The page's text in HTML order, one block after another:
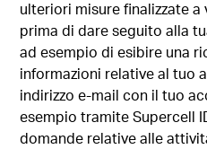
ulteriori misure finalizzate
prima di dare seguito alla
ad esempio di esibire una
informazioni relative al tuo
indirizzo e-mail con il tuo
esempio tramite Supercell
domande relative alle